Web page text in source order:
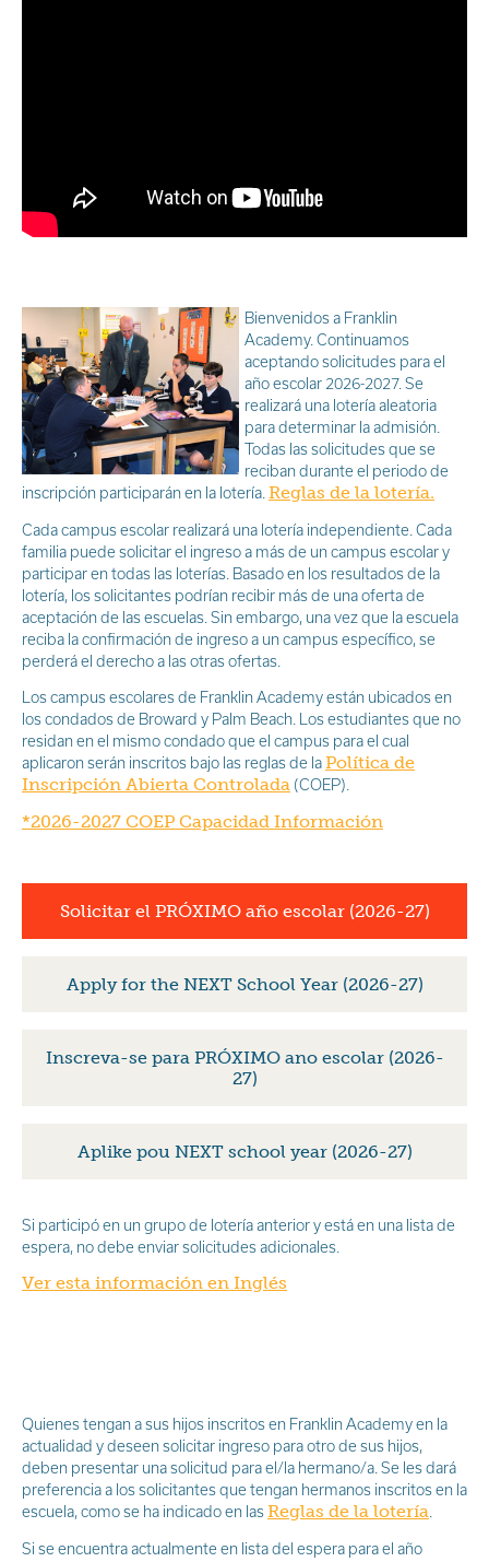
Bienvenidos a Franklin
Academy. Continuamos
aceptando solicitudes para el
año escolar 2026-2027. Se
realizará una lotería aleatoria
para determinar la admisión.
Todas las solicitudes que se
reciban durante el periodo de
inscripción participarán en la lotería. Reglas de la lotería.
Cada campus escolar realizará una lotería independiente. Cada
familia puede solicitar el ingreso a más de un campus escolar y
participar en todas las loterías. Basado en los resultados de la
lotería, los solicitantes podrían recibir más de una oferta de
aceptación de las escuelas. Sin embargo, una vez que la escuela
reciba la confirmación de ingreso a un campus específico, se
perderá el derecho a las otras ofertas.
Los campus escolares de Franklin Academy están ubicados en
los condados de Broward y Palm Beach. Los estudiantes que no
residan en el mismo condado que el campus para el cual
aplicaron serán inscritos bajo las reglas de laPolítica de
Inscripción Abierta Controlada (COEP).
*2026-2027 COEP Capacidad Información
Solicitar el PRÓXIMO año escolar (2026-27)
Apply for the NEXT School Year (2026-27)
Inscreva-se para PRÓXIMO ano escolar (2026-
27)
Aplike pou NEXT school year (2026-27)
Si participó en un grupo de lotería anterior y está en una lista de
espera, no debe enviar solicitudes adicionales.
Ver esta información en Inglés
Quienes tengan a sus hijos inscritos en Franklin Academy en la
actualidad y deseen solicitar ingreso para otro de sus hijos,
deben presentar una solicitud para el/la hermano/a. Se les dará
preferencia a los solicitantes que tengan hermanos inscritos en la
escuela, como se ha indicado en lasReglas de la lotería
Si se encuentra actualmente en lista del espera para el año